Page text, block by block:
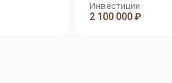
Инвестиции
2 100 000 ₽